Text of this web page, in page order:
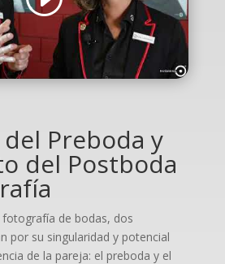
del Preboda y
del Postboda
fotografía de bodas, dos
por su singularidad y potencial
de la pareja: el preboda y el